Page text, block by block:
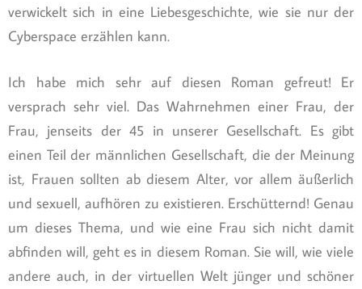
verwickelt sich in eine Liebesgeschichte, wie sie nur der
Cyberspace erzählen kann.
Ich habe mich sehr auf diesen Roman gefreut! Er
versprach sehr viel. Das Wahrnehmen einer Frau, der
Frau, jenseits der 45 in unserer Gesellschaft. Es gibt
einen Teil der männlichen Gesellschaft, die der Meinung
ist, Frauen sollten ab diesem Alter, vor allem äußerlich
und sexuell, aufhören zu existieren. Erschütternd! Genau
um dieses Thema, und wie eine Frau sich nicht damit
abfinden will, geht es in diesem Roman. Sie will, wie viele
andere auch, in der virtuellen Welt jünger und schöner